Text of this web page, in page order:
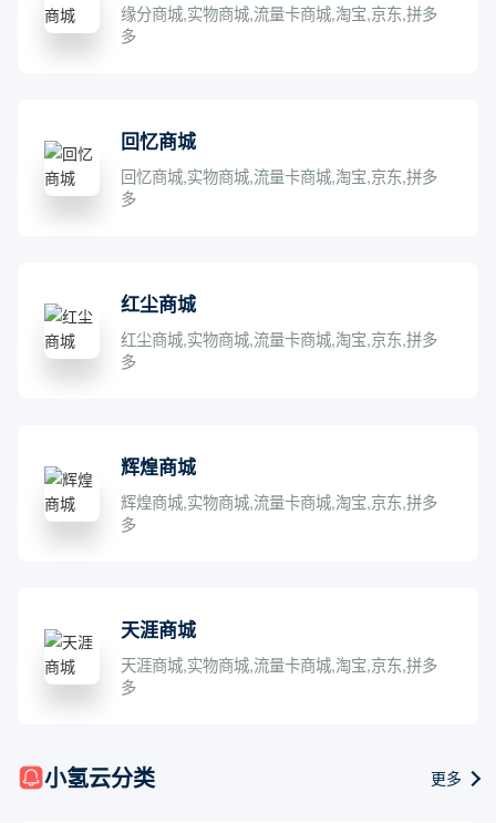
缘分商城,实物商城,流量卡商城,淘宝,京东,拼多
多
回忆商城
回忆商城,实物商城,流量卡商城,淘宝,京东,拼多
多
红尘商城
红尘商城,实物商城,流量卡商城,淘宝,京东,拼多
多
辉煌商城
辉煌商城,实物商城,流量卡商城,淘宝,京东,拼多
多
天涯商城
天涯商城,实物商城,流量卡商城,淘宝,京东,拼多
多
小氢云分类 更多